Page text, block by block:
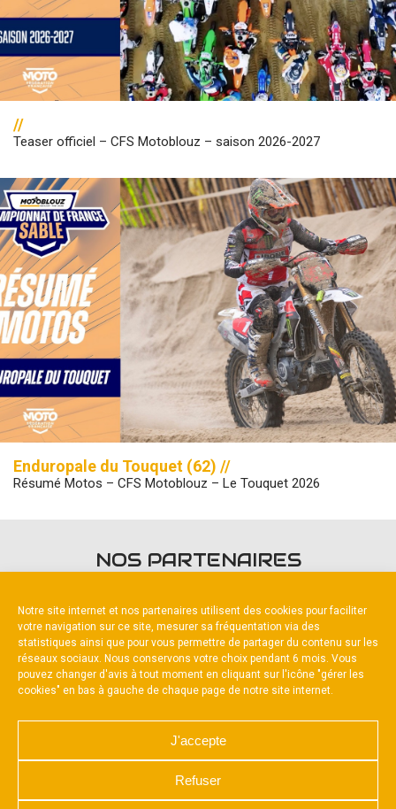
Notre site internet et nos partenaires utilisent des cookies pour faciliter
votre navigation sur ce site, mesurer sa fréquentation via des
statistiques ainsi que pour vous permettre de partager du contenu sur les
réseaux sociaux. Nous conservons votre choix pendant 6 mois. Vous
pouvez changer d'avis à tout moment en cliquant sur l'icône "gérer les
cookies" en bas à gauche de chaque page de notre site internet.
J'accepte
Refuser
//
Teaser officiel – CFS Motoblouz – saison 2026-2027
Enduropale du Touquet (62) //
Résumé Motos – CFS Motoblouz – Le Touquet 2026
NOS PARTENAIRES
Partenaire constructeur
NOUS CONTACTER MENTIONS LÉGALES